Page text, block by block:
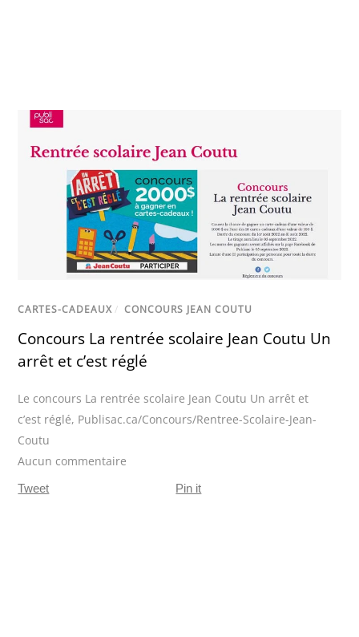
CARTES-CADEAUX / CONCOURS JEAN COUTU
Concours La rentrée scolaire Jean Coutu Un
arrêt et c’est réglé
Le concours La rentrée scolaire Jean Coutu Un arrêt et
c’est réglé, Publisac.ca/Concours/Rentree-Scolaire-Jean-
Coutu
Aucun commentaire
Tweet Pin it